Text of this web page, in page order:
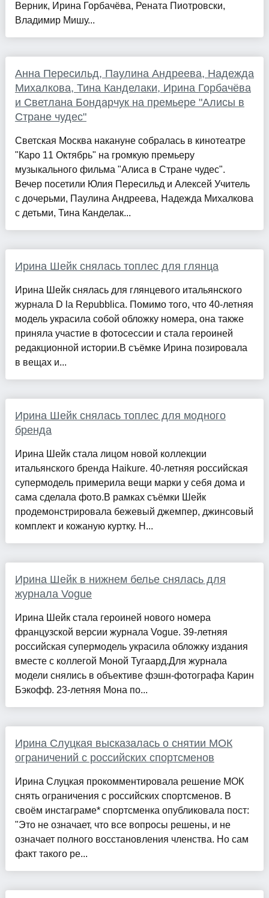
Верник, Ирина Горбачёва, Рената Пиотровски,
Владимир Мишу...
Анна Пересильд, Паулина Андреева, Надежда
Михалкова, Тина Канделаки, Ирина Горбачёва
и Светлана Бондарчук на премьере "Алисы в
Стране чудес"
Светская Москва накануне собралась в кинотеатре
"Каро 11 Октябрь" на громкую премьеру
музыкального фильма "Алиса в Стране чудес".
Вечер посетили Юлия Пересильд и Алексей Учитель
с дочерьми, Паулина Андреева, Надежда Михалкова
с детьми, Тина Канделак...
Ирина Шейк снялась топлес для глянца
Ирина Шейк снялась для глянцевого итальянского
журнала D la Repubblica. Помимо того, что 40-летняя
модель украсила собой обложку номера, она также
приняла участие в фотосессии и стала героиней
редакционной истории.В съёмке Ирина позировала
в вещах и...
Ирина Шейк снялась топлес для модного
бренда
Ирина Шейк стала лицом новой коллекции
итальянского бренда Haikure. 40-летняя российская
супермодель примерила вещи марки у себя дома и
сама сделала фото.В рамках съёмки Шейк
продемонстрировала бежевый джемпер, джинсовый
комплект и кожаную куртку. Н...
Ирина Шейк в нижнем белье снялась для
журнала Vogue
Ирина Шейк стала героиней нового номера
французской версии журнала Vogue. 39-летняя
российская супермодель украсила обложку издания
вместе с коллегой Моной Тугаард.Для журнала
модели снялись в объективе фэшн-фотографа Карин
Бэкофф. 23-летняя Мона по...
Ирина Слуцкая высказалась о снятии МОК
ограничений с российских спортсменов
Ирина Слуцкая прокомментировала решение МОК
снять ограничения с российских спортсменов. В
своём инстаграме* спортсменка опубликовала пост:
"Это не означает, что все вопросы решены, и не
означает полного восстановления членства. Но сам
факт такого ре...